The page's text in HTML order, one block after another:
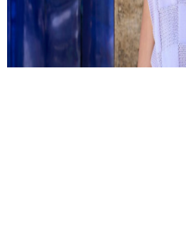
Hogyan lehet tudatosan
peregnek le az ember fejében
Interjú Kemény